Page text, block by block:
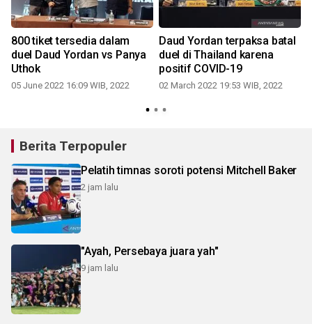
800 tiket tersedia dalam
duel Daud Yordan vs Panya
Uthok
05 June 2022 16:09 WIB, 2022
Daud Yordan terpaksa batal
duel di Thailand karena
positif COVID-19
02 March 2022 19:53 WIB, 2022
Berita Terpopuler
Pelatih timnas soroti potensi Mitchell Baker
2 jam lalu
"Ayah, Persebaya juara yah"
9 jam lalu